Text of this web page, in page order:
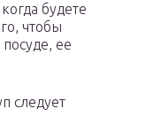
будете
чтобы
ее
следует